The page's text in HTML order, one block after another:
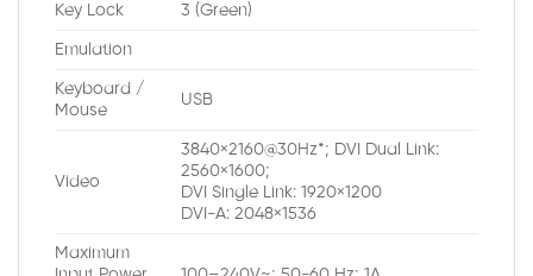
Key Lock 3 (Green)
Emulation
Keyboard /
Mouse
USB
Video
3840×2160@30Hz*; DVI Dual Link:
2560×1600;
DVI Single Link: 1920×1200
DVI-A: 2048×1536
Maximum